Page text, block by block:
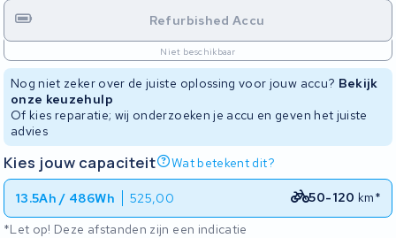
Refurbished Accu
Niet beschikbaar
Nog niet zeker over de juiste oplossing voor jouw accu? Bekijk
onze keuzehulp
Of kies reparatie; wij onderzoeken je accu en geven het juiste
advies
Kies jouw capaciteit Wat betekent dit?
13.5Ah / 486Wh 525,00 50-120 km*
*Let op! Deze afstanden zijn een indicatie